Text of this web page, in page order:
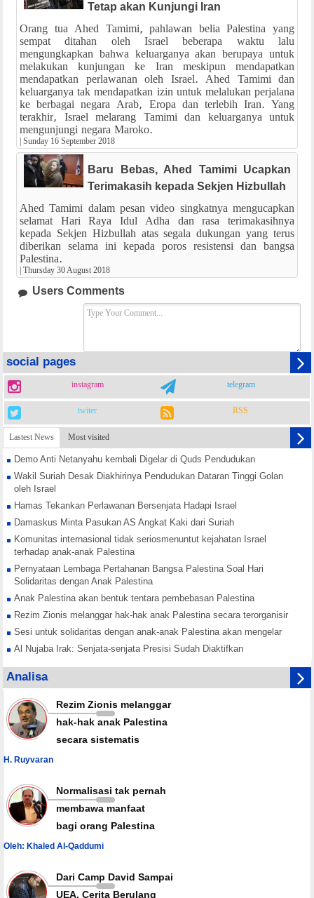
Tetap akan Kunjungi Iran
Orang tua Ahed Tamimi, pahlawan belia Palestina yang
sempat ditahan oleh Israel beberapa waktu lalu
mengungkapkan bahwa keluarganya akan berupaya untuk
melakukan kunjungan ke Iran meskipun mendapatkan
mendapatkan perlawanan oleh Israel. Ahed Tamimi dan
keluarganya tak mendapatkan izin untuk melalukan perjalana
ke berbagai negara Arab, Eropa dan terlebih Iran. Yang
terakhir, Israel melarang Tamimi dan keluarganya untuk
mengunjungi negara Maroko.
Sunday 16 September 2018
Baru Bebas, Ahed Tamimi Ucapkan
Terimakasih kepada Sekjen Hizbullah
Ahed Tamimi dalam pesan video singkatnya mengucapkan
selamat Hari Raya Idul Adha dan rasa terimakasihnya
kepada Sekjen Hizbullah atas segala dukungan yang terus
diberikan selama ini kepada poros resistensi dan bangsa
Palestina.
Thursday 30 August 2018
Users Comments
social pages
instagram telegram
twiter RSS
Lastest News Most visited
Demo Anti Netanyahu kembali Digelar di Quds Pendudukan
Wakil Suriah Desak Diakhirinya Pendudukan Dataran Tinggi Golan
oleh Israel
Hamas Tekankan Perlawanan Bersenjata Hadapi Israel
Damaskus Minta Pasukan AS Angkat Kaki dari Suriah
Komunitas internasional tidak seriosmenuntut kejahatan Israel
terhadap anak-anak Palestina
Pernyataan Lembaga Pertahanan Bangsa Palestina Soal Hari
Solidaritas dengan Anak Palestina
Anak Palestina akan bentuk tentara pembebasan Palestina
Rezim Zionis melanggar hak-hak anak Palestina secara terorganisir
Sesi untuk solidaritas dengan anak-anak Palestina akan mengelar
Al Nujaba Irak: Senjata-senjata Presisi Sudah Diaktifkan
Hamas Tekankan Rekonsiliasi Nasional Lawan Konspirasi Israel
Yordania Buka Jalur Perdagangan dengan Suriah
Analisa
Rezim Zionis melanggar
hak-hak anak Palestina
secara sistematis
H. Ruyvaran
Normalisasi tak pernah
membawa manfaat
bagi orang Palestina
Oleh: Khaled Al-Qaddumi
Dari Camp David Sampai
UEA, Cerita Berulang